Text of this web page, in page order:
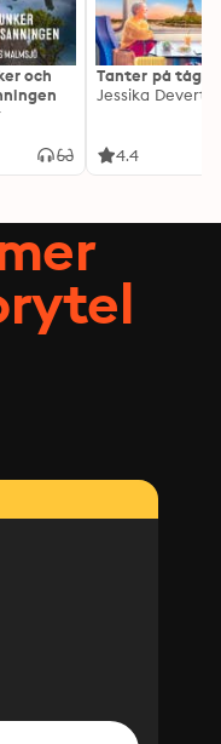
och
Tanter på tåg
Jessika Devert
4.4